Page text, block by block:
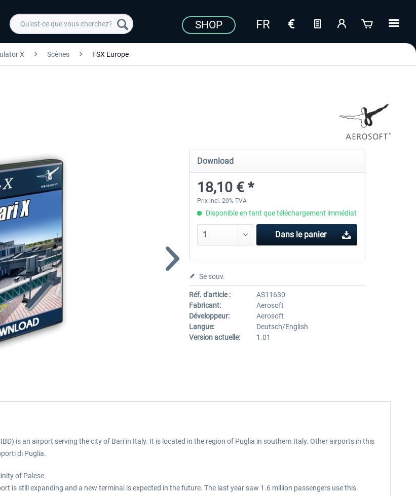
SHOP
X Scènes FSX Europe
Download
18,10 € *
Prix incl. 20% TVA
Disponible en tant que téléchargement immédiat
Dans le panier
Se souv.
Réf. d'article :
AS11630
Fabricant:
Aerosoft
Développeur:
Aerosoft
Langue:
Deutsch/English
Version actuelle:
1.01
is an airport serving the city of Bari in Italy. It is located in the region of Puglia in southern Italy. Other airports in this
di Puglia.
of Palese.
is still expanding and a new terminal is expected in the future. The last year saw 1.6 million passengers use this